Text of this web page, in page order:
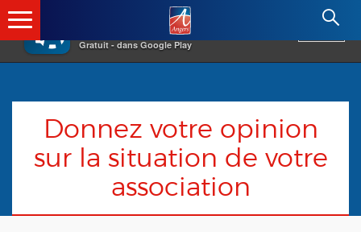
×
Gratuit - dans Google Play
Angers.fr : Retour à l'accueil
Donnez votre opinion
sur la situation de votre
association